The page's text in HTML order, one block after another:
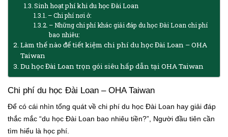
Sinh hoạt phí khi du học Đài Loan
– Chi phí nơi ở:
– Những chi phí khác giải đáp du học Đài Loan chi phí
bao nhiêu:
Làm thế nào để tiết kiệm chi phí du học Đài Loan – OHA
Taiwan
Du học Đài Loan trọn gói siêu hấp dẫn tại OHA Taiwan
Chi phí du học Đài Loan – OHA Taiwan
Để có cái nhìn tổng quát về chi phí du học Đài Loan hay giải đáp
thắc mắc “du học Đài Loan bao nhiêu tiền?”, Người đầu tiên cần
tìm hiểu là học phí.